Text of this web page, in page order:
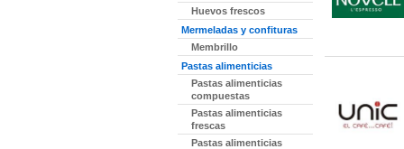
Huevos frescos
Mermeladas y confituras
Membrillo
Pastas alimenticias
Pastas alimenticias
compuestas
Pastas alimenticias
frescas
Pastas alimenticias